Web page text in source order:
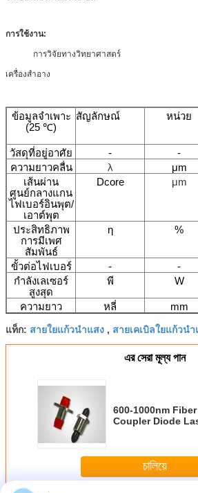
การใช้งาน:
การวิจัยทางวิทยาศาสตร์
เครื่องสำอาง
ข้อมูลจำเพาะ
(25 ℃)
สัญลักษณ์ หน่วย
วัสดุที่อยู่อาศัย - -
ความยาวคลื่น
λ μm
เส้นผ่าน
ศูนย์กลางแกน
ไฟเบอร์อินพุต/
เอาต์พุต
Dcore μm
ประสิทธิภาพ
การมีเพศ
สัมพันธ์
η %
ขั้วต่อไฟเบอร์ - -
กำลังเลเซอร์
สูงสุด
พี W
ความยาว หลี่ mm
แท็ก: สายใยแก้วนำแสง , สายเคเบิลใยแก้วน
এর সেরা মূল্য পান
600-1000nm
Coupler Diode
চালিয়ে